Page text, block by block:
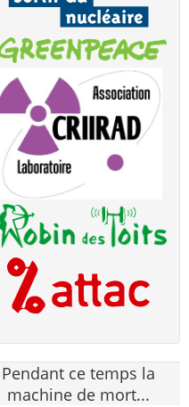
Pendant ce temps la
machine de mort...